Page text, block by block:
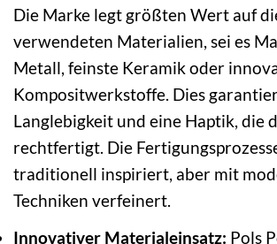
Die Marke legt größten Wert auf
verwendeten Materialien, sei es
Metall, feinste Keramik oder
Kompositwerkstoffe. Dies
Langlebigkeit und eine Haptik, die
rechtfertigt. Die
traditionell inspiriert, aber mit
Techniken verfeinert.
Innovativer Materialeinsatz: Pols